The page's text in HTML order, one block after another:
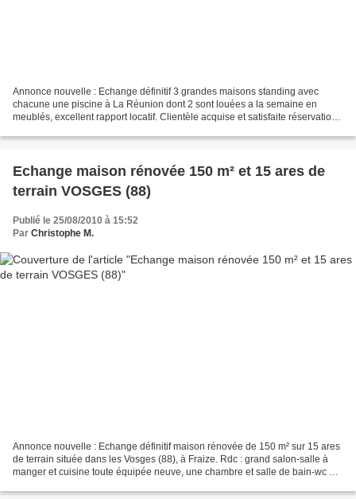
Annonce nouvelle : Echange définitif 3 grandes maisons standing avec
chacune une piscine à La Réunion dont 2 sont louées a la semaine en
meublés, excellent rapport locatif. Clientèle acquise et satisfaite réservation
Echange maison rénovée 150 m² et 15 ares de
terrain VOSGES (88)
Publié le 25/08/2010 à 15:52
Par Christophe M.
Annonce nouvelle : Echange définitif maison rénovée de 150 m² sur 15 ares
de terrain située dans les Vosges (88), à Fraize. Rdc : grand salon-salle à
manger et cuisine toute équipée neuve, une chambre et salle de bain-wc et